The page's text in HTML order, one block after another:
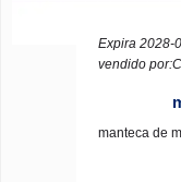
Expira 2028-
vendido
manteca de